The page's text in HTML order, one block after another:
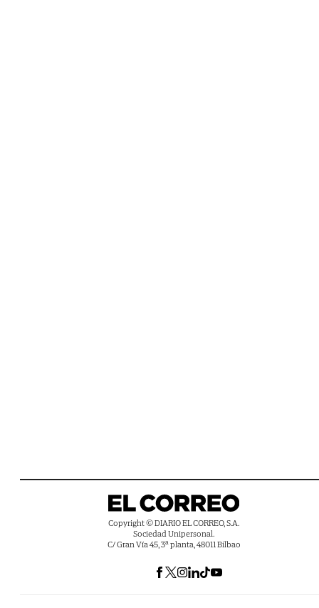
Copyright © DIARIO EL CORREO, S.A.
Sociedad Unipersonal.
C/ Gran Vía 45, 3ª planta, 48011 Bilbao